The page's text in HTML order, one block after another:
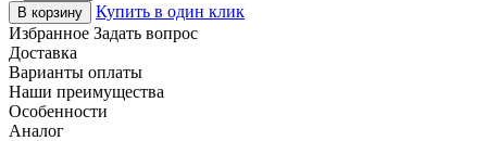
В корзину
Купить в один клик
Избранное Задать вопрос
Доставка
Варианты оплаты
Наши преимущества
Особенности
Аналог